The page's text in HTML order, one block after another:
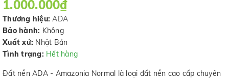
1.000.000₫
Thương hiệu: ADA
Bảo hành: Không
Xuất xứ: Nhật Bản
Tình trạng: Hết hàng
Đất nền ADA - Amazonia Normal là loại đất nền cao cấp chuyên